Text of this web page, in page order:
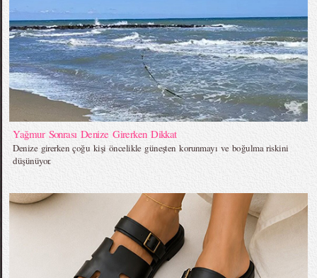
Yağmur Sonrası Denize Girerken Dikkat
Denize girerken çoğu kişi öncelikle güneşten korunmayı ve boğulma riskini
düşünüyor.